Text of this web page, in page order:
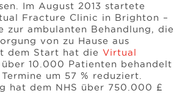
Im August 2013 startete
Fracture Clinic in Brighton –
zur ambulanten Behandlung, die
von zu Hause aus
dem Start hat die Virtual
über 10.000 Patienten behandelt
um 57 % reduziert.
hat dem NHS über 750.000 £
Kunden
Events